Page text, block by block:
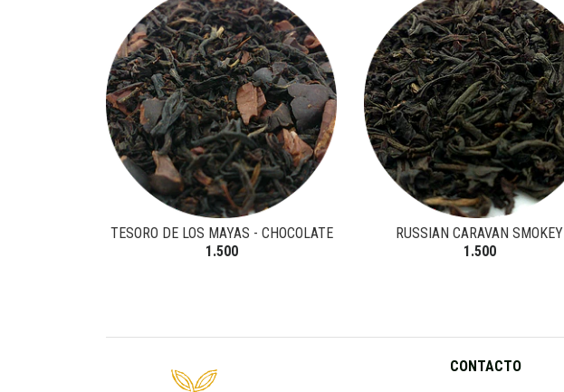
TESORO DE LOS MAYAS - CHOCOLATE
1.500
RUSSIAN CARAVAN SMOKEY
1.500
CONTACTO